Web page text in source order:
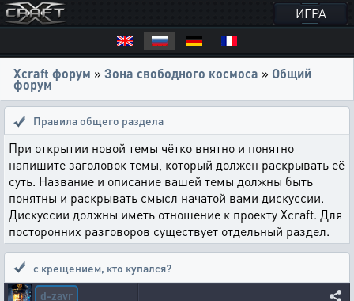
ИГРА
Xcraft форум » Зона свободного космоса » Общий
форум
Правила общего раздела
При открытии новой темы чётко внятно и понятно
напишите заголовок темы, который должен раскрывать её
суть. Название и описание вашей темы должны быть
понятны и раскрывать смысл начатой вами дискуссии.
Дискуссии должны иметь отношение к проекту Xcraft. Для
посторонних разговоров существует отдельный раздел.
с крещением, кто купался?
d-zavr